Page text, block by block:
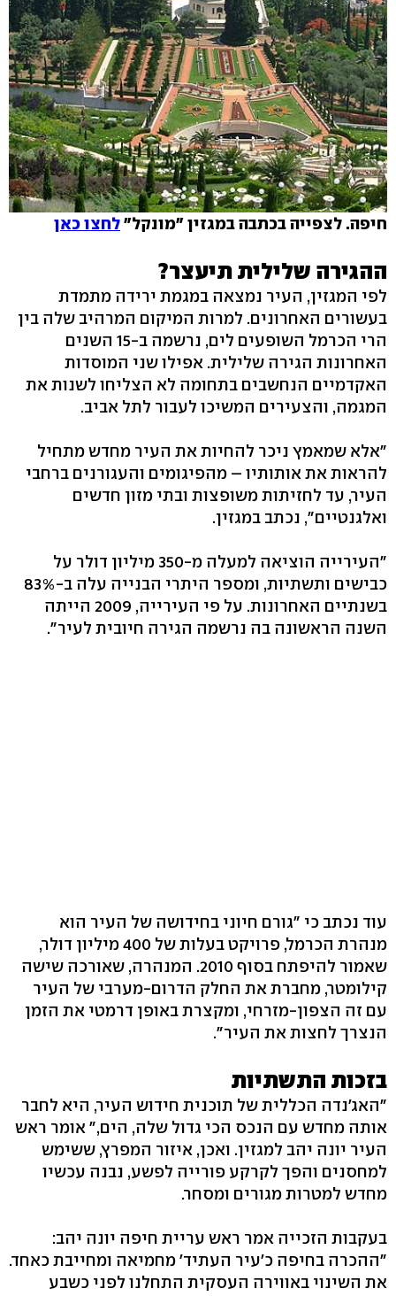
חיפה. לצפייה בכתבה במגזין "מונקל"לחצו כאן
ההגירה שלילית תיעצר?
לפי המגזין, העיר נמצאה במגמת ירידה מתמדת
בעשורים האחרונים. למרות המיקום המרהיב שלה בין
הרי הכרמל השופעים לים, נרשמה ב-15 השנים
האחרונות הגירה שלילית. אפילו שני המוסדות
האקדמיים הנחשבים בתחומה לא הצליחו לשנות את
המגמה, והצעירים המשיכו לעבור לתל אביב.
"אלא שמאמץ ניכר להחיות את העיר מחדש מתחיל
להראות את אותותיו – מהפיגומים והעגורנים ברחבי
העיר, עד לחזיתות משופצות ובתי מזון חדשים
ואלגנטיים", נכתב במגזין.
"העירייה הוציאה למעלה מ-350 מיליון דולר על
כבישים ותשתיות, ומספר היתרי הבנייה עלה ב-83%
בשנתיים האחרונות. על פי העירייה, 2009 הייתה
השנה הראשונה בה נרשמה הגירה חיובית לעיר".
עוד נכתב כי "גורם חיוני בחידושה של העיר הוא
מנהרת הכרמל, פרויקט בעלות של 400 מיליון דולר,
שאמור להיפתח בסוף 2010. המנהרה, שאורכה שישה
קילומטר, מחברת את החלק הדרום-מערבי של העיר
עם זה הצפון-מזרחי, ומקצרת באופן דרמטי את הזמן
הנצרך לחצות את העיר".
בזכות התשתיות
"האג'נדה הכללית של תוכנית חידוש העיר, היא לחבר
אותה מחדש עם הנכס הכי גדול שלה, הים," אומר ראש
העיר יונה יהב למגזין. ואכן, איזור המפרץ, ששימש
למחסנים והפך לקרקע פורייה לפשע, נבנה עכשיו
מחדש למטרות מגורים ומסחר.
בעקבות הזכייה אמר ראש עריית חיפה יונה יהב:
"ההכרה בחיפה כ'עיר העתיד' מחמיאה ומחייבת כאחד.
את השינוי באווירה העסקית התחלנו לפני כשבע